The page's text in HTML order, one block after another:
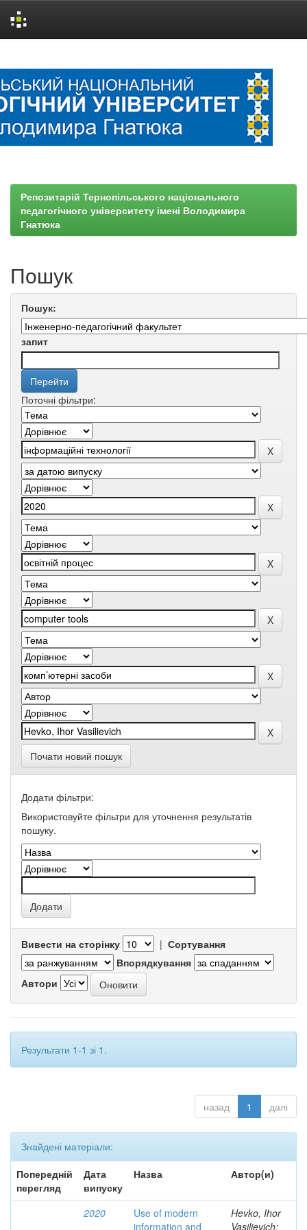
Репозитарій Тернопільського національного
педагогічного університету імені Володимира
Гнатюка
Пошук
Пошук:
запит
Поточні фільтри:
Почати новий пошук
Додати фільтри:
Використовуйте фільтри для уточнення результатів
пошуку.
Вивести на сторінку | Сортування
Впорядкування
Автори
Результати 1-1 зі 1.
назад 1 далі
Знайдені матеріали:
Попередній
перегляд
Дата
випуску
Назва Автор(и)
2020
Use of modern
information and
Hevko, Ihor
Vasilievich;